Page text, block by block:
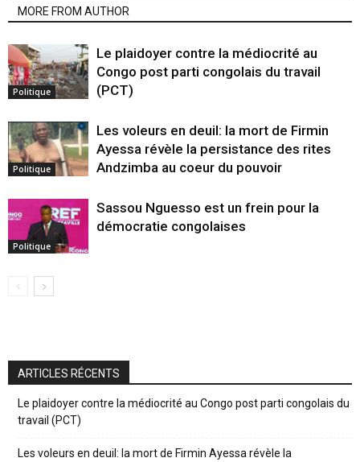
MORE FROM AUTHOR
Politique
Le plaidoyer contre la médiocrité au
Congo post parti congolais du travail
(PCT)
Politique
Les voleurs en deuil: la mort de Firmin
Ayessa révèle la persistance des rites
Andzimba au coeur du pouvoir
Politique
Sassou Nguesso est un frein pour la
démocratie congolaises
ARTICLES RÉCENTS
Le plaidoyer contre la médiocrité au Congo post parti congolais du
travail (PCT)
Les voleurs en deuil: la mort de Firmin Ayessa révèle la